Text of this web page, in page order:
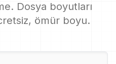
Dosya boyutları
ömür boyu.